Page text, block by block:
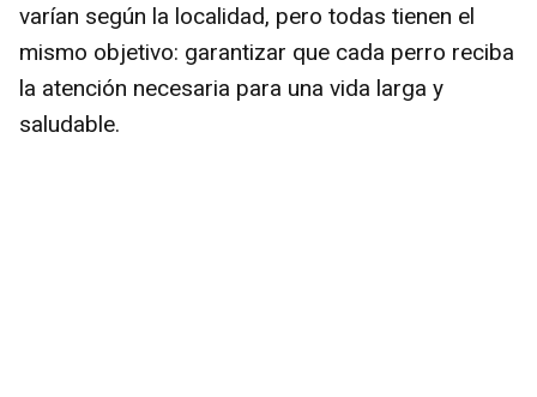
varían según la localidad, pero todas tienen el
mismo objetivo: garantizar que cada perro reciba
la atención necesaria para una vida larga y
saludable.